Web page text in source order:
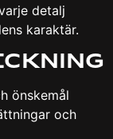
detalj
karaktär.
önskemål
och